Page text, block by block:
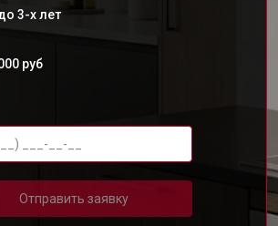
3-х лет
руб
Отправить заявку